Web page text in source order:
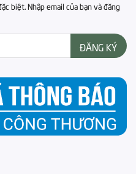
biệt. Nhập email của bạn và đăng
ĐĂNG KÝ